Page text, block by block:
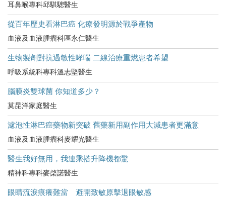
耳鼻喉專科邱騏驄醫生
從百年歷史看淋巴癌 化療發明源於戰爭產物
血液及血液腫瘤科區永仁醫生
生物製劑對抗過敏性哮喘 二線治療重燃患者希望
呼吸系統科專科溫志堅醫生
腦膜炎雙球菌 你知道多少？
莫昆洋家庭醫生
濾泡性淋巴癌藥物新突破 舊藥新用副作用大減患者更滿意
血液及血液腫瘤科麥耀光醫生
醫生我好無用，我連乘搭升降機都驚
精神科專科麥棨諾醫生
眼睛流淚痕癢難當 避開致敏原擊退眼敏感